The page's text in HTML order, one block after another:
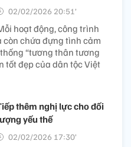
02/02/2026 20:51’
hoạt động, công trình
chứa đựng tình cảm
“tương thân tương
tốt đẹp của dân tộc Việt
thêm nghị lực cho đối
yếu thế
02/02/2026 17:30’